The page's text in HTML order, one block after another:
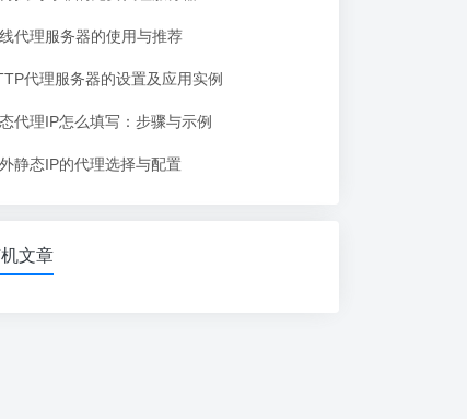
代理服务器的使用与推荐
代理服务器的设置及应用实例
代理IP怎么填写：步骤与示例
静态IP的代理选择与配置
文章